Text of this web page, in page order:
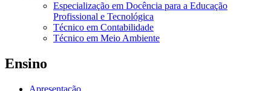
Especialização em Docência para a Educação
Profissional e Tecnológica
Técnico em Contabilidade
Técnico em Meio Ambiente
Ensino
Apresentação